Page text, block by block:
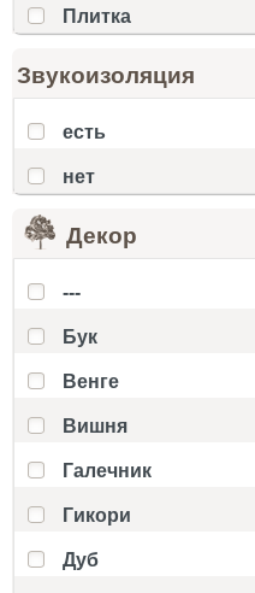
Плитка
Звукоизоляция
есть
нет
Декор
---
Бук
Венге
Вишня
Галечник
Гикори
Дуб